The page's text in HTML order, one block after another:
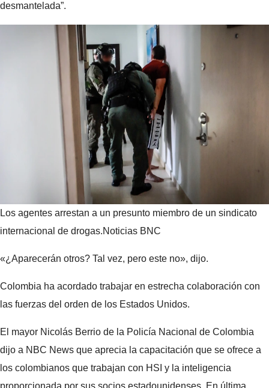
desmantelada”.
Los agentes arrestan a un presunto miembro de un sindicato
internacional de drogas.Noticias BNC
«¿Aparecerán otros? Tal vez, pero este no», dijo.
Colombia ha acordado trabajar en estrecha colaboración con
las fuerzas del orden de los Estados Unidos.
El mayor Nicolás Berrio de la Policía Nacional de Colombia
dijo a NBC News que aprecia la capacitación que se ofrece a
los colombianos que trabajan con HSI y la inteligencia